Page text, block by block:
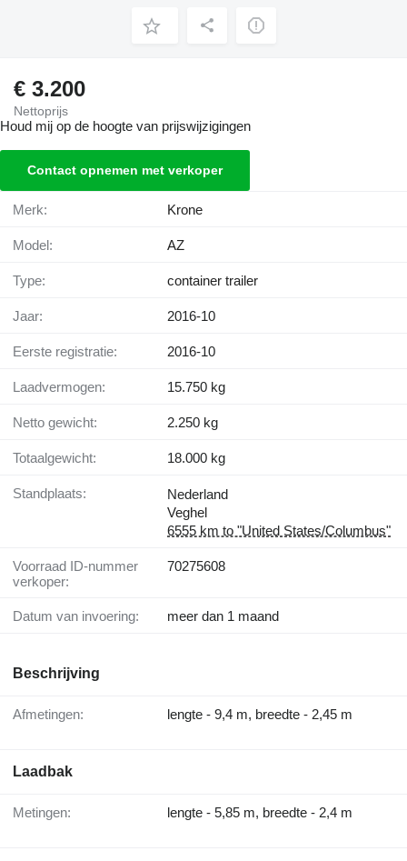
€ 3.200
Nettoprijs
Houd mij op de hoogte van prijswijzigingen
Contact opnemen met verkoper
Merk: Krone
Model: AZ
Type: container trailer
Jaar: 2016-10
Eerste registratie: 2016-10
Laadvermogen: 15.750 kg
Netto gewicht: 2.250 kg
Totaalgewicht: 18.000 kg
Standplaats:
Nederland
Veghel
6555 km to "United States/Columbus"
Voorraad ID-nummer
verkoper:
70275608
Datum van invoering: meer dan 1 maand
Beschrijving
Afmetingen: lengte - 9,4 m, breedte - 2,45 m
Laadbak
Metingen: lengte - 5,85 m, breedte - 2,4 m